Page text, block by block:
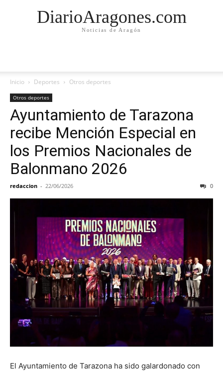
DiarioAragones.com
Noticias de Aragón
Inicio Deportes Otros deportes
Otros deportes
Ayuntamiento de Tarazona
recibe Mención Especial en
los Premios Nacionales de
Balonmano 2026
redaccion - 22/06/2026 0
El Ayuntamiento de Tarazona ha sido galardonado con